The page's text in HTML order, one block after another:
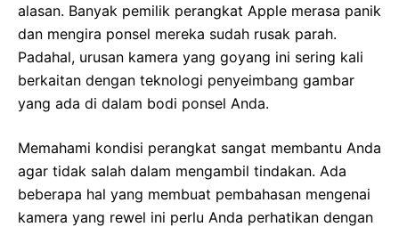
alasan. Banyak pemilik perangkat Apple merasa panik
dan mengira ponsel mereka sudah rusak parah.
Padahal, urusan kamera yang goyang ini sering kali
berkaitan dengan teknologi penyeimbang gambar
yang ada di dalam bodi ponsel Anda.
Memahami kondisi perangkat sangat membantu Anda
agar tidak salah dalam mengambil tindakan. Ada
beberapa hal yang membuat pembahasan mengenai
kamera yang rewel ini perlu Anda perhatikan dengan